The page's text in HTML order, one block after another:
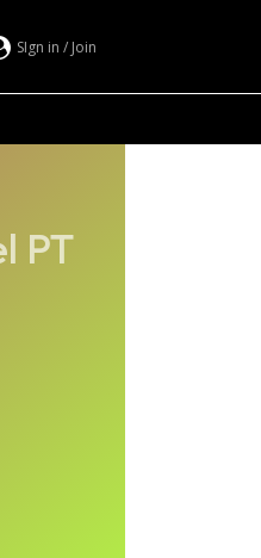
SIgn in / Join
PT